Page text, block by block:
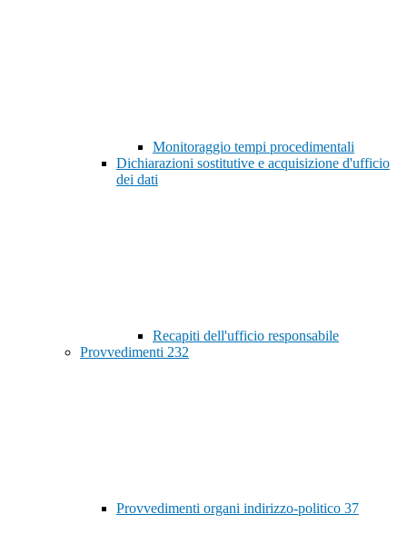
Monitoraggio tempi procedimentali
Dichiarazioni sostitutive e acquisizione d'ufficio
dei dati
Recapiti dell'ufficio responsabile
Provvedimenti 232
Provvedimenti organi indirizzo-politico 37